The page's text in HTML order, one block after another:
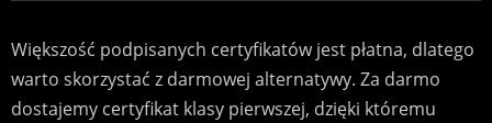
Większość podpisanych certyfikatów jest płatna, dlatego
warto skorzystać z darmowej alternatywy. Za darmo
dostajemy certyfikat klasy pierwszej, dzięki któremu